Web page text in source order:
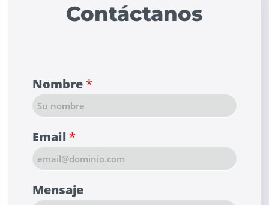
Contáctanos
Nombre *
Email *
Mensaje